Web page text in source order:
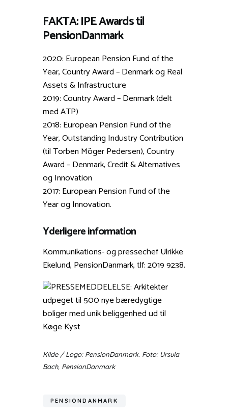
FAKTA: IPE Awards til
PensionDanmark
2020: European Pension Fund of the
Year, Country Award – Denmark og Real
Assets & Infrastructure
2019: Country Award – Denmark (delt
med ATP)
2018: European Pension Fund of the
Year, Outstanding Industry Contribution
(til Torben Möger Pedersen), Country
Award – Denmark, Credit & Alternatives
og Innovation
2017: European Pension Fund of the
Year og Innovation.
Yderligere information
Kommunikations- og pressechef Ulrikke
Ekelund, PensionDanmark, tlf: 2019 9238.
Kilde / Logo: PensionDanmark. Foto: Ursula
Bach, PensionDanmark
PENSIONDANMARK